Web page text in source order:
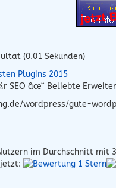
(0.01 Sekunden)
Plugins 2015
SEO âœ“ Beliebte
wordpress/gute-
im Durchschnitt mit